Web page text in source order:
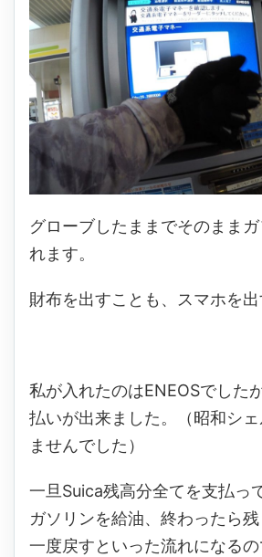
グローブしたままでそのまま
れます。
財布を出すことも、スマホを出
私が入れたのはENEOSでした
払いが出来ました。（昭和シェ
ませんでした）
一旦Suica残高分全てを支払っ
ガソリンを給油、終わったら
一度戻すといった流れになる